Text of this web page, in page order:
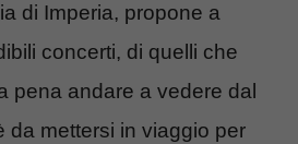
di Imperia, propone a
concerti, di quelli che
pena andare a vedere dal
da mettersi in viaggio per